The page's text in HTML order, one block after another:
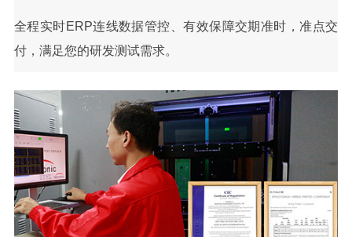
全程实时ERP连线数据管控、有效保障交期准时，准点交
付，满足您的研发测试需求。